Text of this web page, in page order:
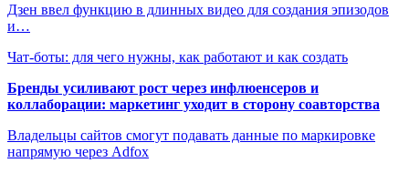
Дзен ввел функцию в длинных видео для создания эпизодов
и…
Чат-боты: для чего нужны, как работают и как создать
Бренды усиливают рост через инфлюенсеров и
коллаборации: маркетинг уходит в сторону соавторства
Владельцы сайтов смогут подавать данные по маркировке
напрямую через Adfox